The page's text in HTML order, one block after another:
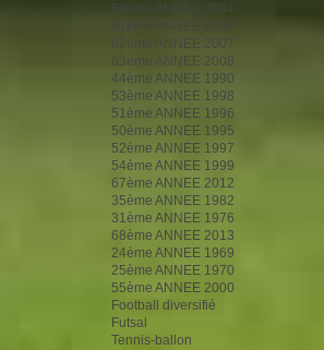
59ème ANNEE 2004
61ème ANNEE 2006
62ème ANNEE 2007
63ème ANNEE 2008
44ème ANNEE 1990
53ème ANNEE 1998
51ème ANNEE 1996
50ème ANNEE 1995
52ème ANNEE 1997
54ème ANNEE 1999
67ème ANNEE 2012
35ème ANNEE 1982
31ème ANNEE 1976
68ème ANNEE 2013
24ème ANNEE 1969
25ème ANNEE 1970
55ème ANNEE 2000
Football diversifié
Futsal
Tennis-ballon